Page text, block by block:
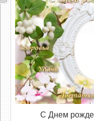
С Днем